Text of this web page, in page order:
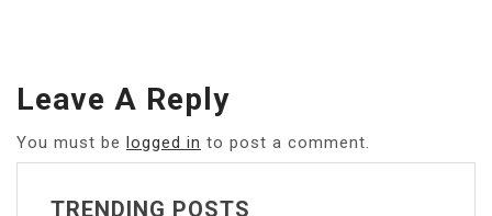
Leave A Reply
You must be logged in to post a comment.
TRENDING POSTS